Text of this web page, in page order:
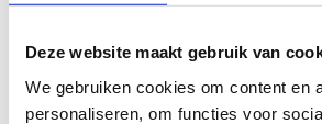
Deze website maakt gebruik van
We gebruiken cookies om content en
personaliseren, om functies voor
verplaatst;
noodzakelijk;
achtergevel langs vier verschillende
om nauwkeurige afstemming en